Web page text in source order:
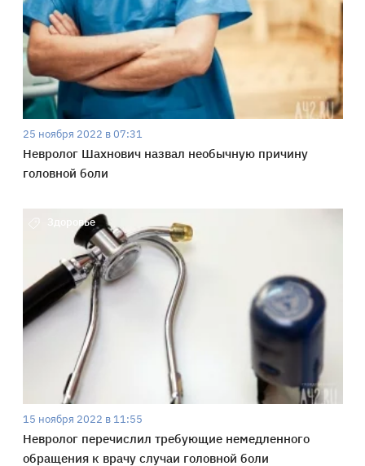
25 ноября 2022 в 07:31
Невролог Шахнович назвал необычную причину
головной боли
Здоровье
15 ноября 2022 в 11:55
Невролог перечислил требующие немедленного
обращения к врачу случаи головной боли